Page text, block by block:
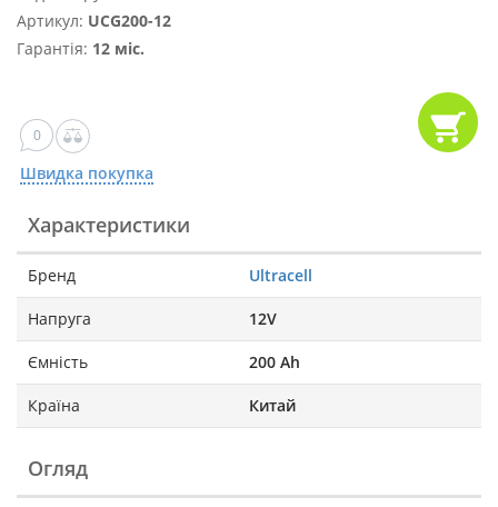
Артикул: UCG200-12
Гарантія: 12 міс.
0
Швидка покупка
Характеристики
Бренд Ultracell
Напруга 12V
Ємність 200 Ah
Країна Китай
Огляд